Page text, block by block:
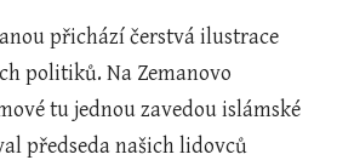
přichází čerstvá ilustrace
politiků. Na Zemanovo
tu jednou zavedou islámské
předseda našich lidovců